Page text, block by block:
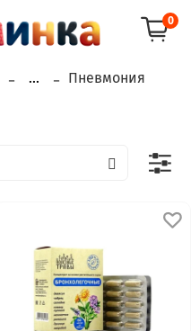
0
... Пневмония